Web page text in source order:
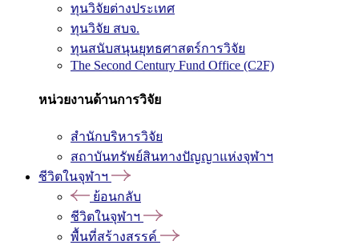
ทุนวิจัยต่างประเทศ
ทุนวิจัย สบจ.
ทุนสนับสนุนยุทธศาสตร์การวิจัย
The Second Century Fund Office (C2F)
หน่วยงานด้านการวิจัย
สำนักบริหารวิจัย
สถาบันทรัพย์สินทางปัญญาแห่งจุฬาฯ
ชีวิตในจุฬาฯ
ย้อนกลับ
ชีวิตในจุฬาฯ
พื้นที่สร้างสรรค์